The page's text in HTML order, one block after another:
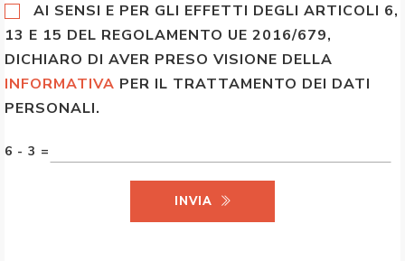
AI SENSI E PER GLI EFFETTI DEGLI ARTICOLI 6,
13 E 15 DEL REGOLAMENTO UE 2016/679,
DICHIARO DI AVER PRESO VISIONE DELLA
INFORMATIVA PER IL TRATTAMENTO DEI DATI
PERSONALI.
6 - 3 =
INVIA